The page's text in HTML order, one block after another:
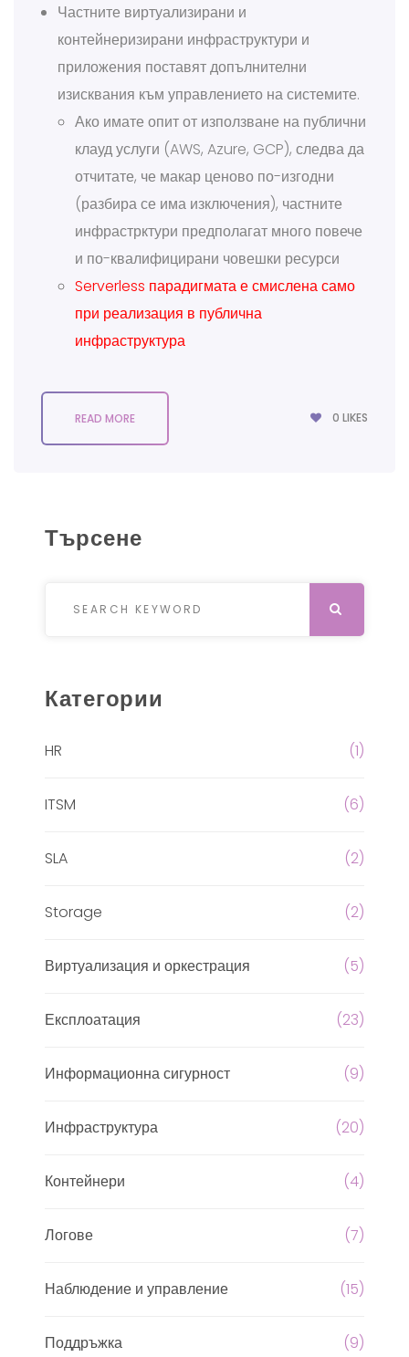
Частните виртуализирани и
контейнеризирани инфраструктури и
приложения поставят допълнителни
изисквания към управлението на системите.
Ако имате опит от използване на публични
клауд услуги (AWS, Azure, GCP), следва да
отчитате, че макар ценово по-изгодни
(разбира се има изключения), частните
инфрастрктури предполагат много повече
и по-квалифицирани човешки ресурси
Serverless парадигмата е смислена само
при реализация в публична
инфраструктура
READ MORE 0 LIKES
Търсене
Категории
HR (1)
ITSM (6)
SLA (2)
Storage (2)
Виртуализация и оркестрация (5)
Експлоатация (23)
Информационна сигурност (9)
Инфраструктура (20)
Контейнери (4)
Логове (7)
Наблюдение и управление (15)
Поддръжка (9)